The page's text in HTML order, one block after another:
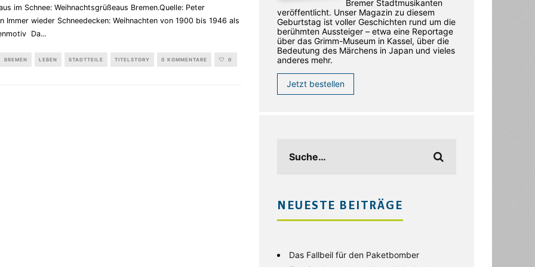
im Schnee: Weihnachtsgrüßeaus Bremen.Quelle: Peter
Immer wieder Schneedecken: Weihnachten von 1900 bis 1946 als
Da...
BREMEN LEBEN STADTTEILE TITELSTORY 0 KOMMENTARE 0
Bremer Stadtmusikanten
veröffentlicht. Unser Magazin zu diesem
Geburtstag ist voller Geschichten rund um die
berühmten Aussteiger – etwa eine Reportage
über das Grimm-Museum in Kassel, über die
Bedeutung des Märchens in Japan und vieles
anderes mehr.
Jetzt bestellen
NEUESTE BEITRÄGE
Das Fallbeil für den Paketbomber